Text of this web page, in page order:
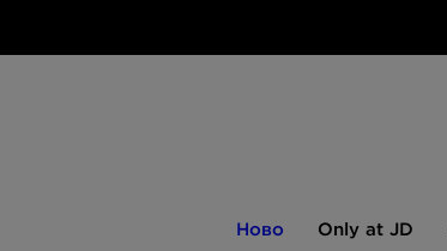
Ново Only at JD